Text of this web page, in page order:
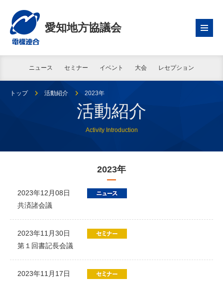
愛知地方協議会
ニュース セミナー イベント 大会 レセプション
トップ 活動紹介 2023年
活動紹介
Activity Introduction
2023年
2023年12月08日
共済諸会議
2023年11月30日
第１回書記長会議
2023年11月17日